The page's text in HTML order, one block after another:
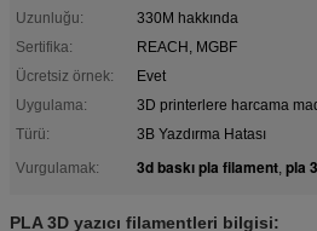
Uzunluğu:
330M hakkında
Sertifika:
REACH, MGBF
Ücretsiz örnek:
Evet
Uygulama:
3D printerlere harcama
Türü:
3B Yazdırma Hatası
Vurgulamak:
3d baskı pla filament, pla
PLA 3D yazıcı filamentleri bilgisi: